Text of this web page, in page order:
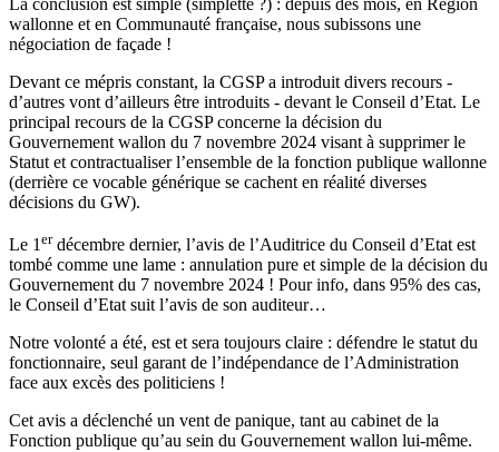
La conclusion est simple (simplette ?) : depuis des mois, en Région
wallonne et en Communauté française, nous subissons une
négociation de façade !
Devant ce mépris constant, la CGSP a introduit divers recours -
d’autres vont d’ailleurs être introduits - devant le Conseil d’Etat. Le
principal recours de la CGSP concerne la décision du
Gouvernement wallon du 7 novembre 2024 visant à supprimer le
Statut et contractualiser l’ensemble de la fonction publique wallonne
(derrière ce vocable générique se cachent en réalité diverses
décisions du GW).
Le 1erdécembre dernier, l’avis de l’Auditrice du Conseil d’Etat est
tombé comme une lame : annulation pure et simple de la décision du
Gouvernement du 7 novembre 2024 ! Pour info, dans 95% des cas,
le Conseil d’Etat suit l’avis de son auditeur…
Notre volonté a été, est et sera toujours claire : défendre le statut du
fonctionnaire, seul garant de l’indépendance de l’Administration
face aux excès des politiciens !
Cet avis a déclenché un vent de panique, tant au cabinet de la
Fonction publique qu’au sein du Gouvernement wallon lui-même.